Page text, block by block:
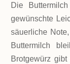
Die
gewünschte
säuerliche
Buttermilch
Brotgewürz